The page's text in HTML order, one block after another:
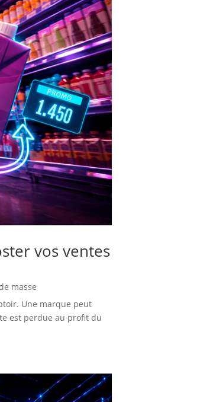
vos ventes
masse
Une marque peut
est perdue au profit du